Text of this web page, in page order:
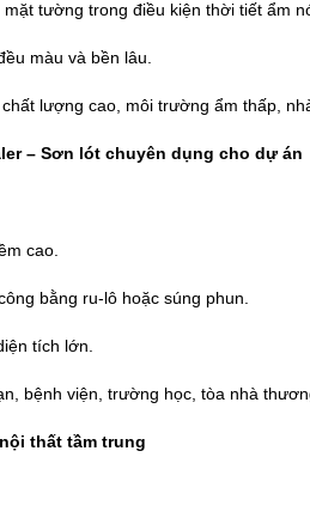
tường trong điều kiện thời tiết ẩm
màu và bền lâu.
lượng cao, môi trường ẩm thấp,
– Sơn lót chuyên dụng cho dự án
cao.
bằng ru-lô hoặc súng phun.
tích lớn.
bệnh viện, trường học, tòa nhà
thất tầm trung